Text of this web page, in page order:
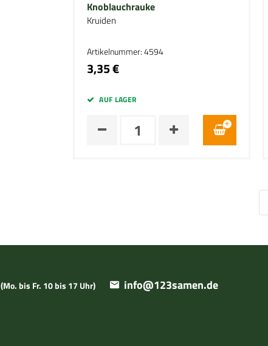
Knoblauchrauke
Kruiden
Artikelnummer: 4594
3,35 €
AUF LAGER
(Mo. bis Fr. 10 bis 17 Uhr) info@123samen.de